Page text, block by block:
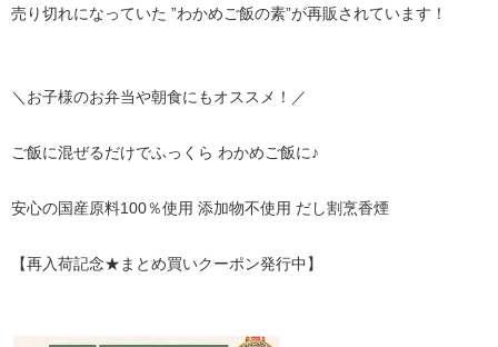
売り切れになっていた ”わかめご飯の素”が再販されています！
＼お子様のお弁当や朝食にもオススメ！／
ご飯に混ぜるだけでふっくら わかめご飯に♪
安心の国産原料100％使用 添加物不使用 だし割烹香煙
【再入荷記念★まとめ買いクーポン発行中】